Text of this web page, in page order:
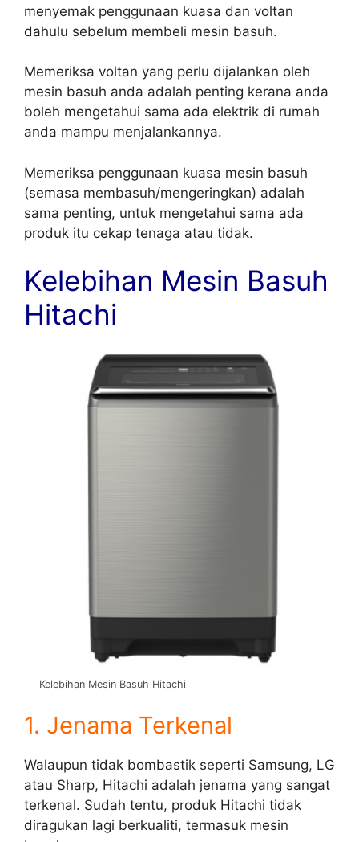
menyemak penggunaan kuasa dan voltan
dahulu sebelum membeli mesin basuh.
Memeriksa voltan yang perlu dijalankan oleh
mesin basuh anda adalah penting kerana anda
boleh mengetahui sama ada elektrik di rumah
anda mampu menjalankannya.
Memeriksa penggunaan kuasa mesin basuh
(semasa membasuh/mengeringkan) adalah
sama penting, untuk mengetahui sama ada
produk itu cekap tenaga atau tidak.
Kelebihan Mesin Basuh
Hitachi
Kelebihan Mesin Basuh Hitachi
1. Jenama Terkenal
Walaupun tidak bombastik seperti Samsung, LG
atau Sharp, Hitachi adalah jenama yang sangat
terkenal. Sudah tentu, produk Hitachi tidak
diragukan lagi berkualiti, termasuk mesin